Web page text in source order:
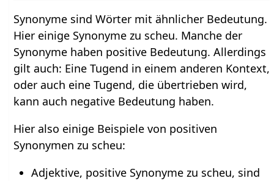
Synonyme sind Wörter mit ähnlicher Bedeutung.
Hier einige Synonyme zu scheu. Manche der
Synonyme haben positive Bedeutung. Allerdings
gilt auch: Eine Tugend in einem anderen Kontext,
oder auch eine Tugend, die übertrieben wird,
kann auch negative Bedeutung haben.
Hier also einige Beispiele von positiven
Synonymen zu scheu:
Adjektive, positive Synonyme zu scheu, sind